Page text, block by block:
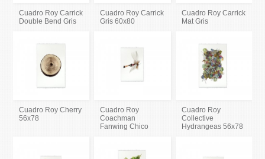
Cuadro Roy Carrick
Double Bend Gris
Cuadro Roy Carrick
Gris 60x80
Cuadro Roy Carrick
Mat Gris
Cuadro Roy Cherry
56x78
Cuadro Roy
Coachman
Fanwing Chico
Cuadro Roy
Collective
Hydrangeas 56x78